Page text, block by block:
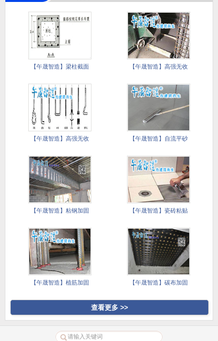
【午晟智造】梁柱截面 【午晟智造】高强无收
【午晟智造】高强无收 【午晟智造】自流平砂
【午晟智造】粘钢加固 【午晟智造】瓷砖粘贴
【午晟智造】植筋加固 【午晟智造】碳布加固
查看更多 >>